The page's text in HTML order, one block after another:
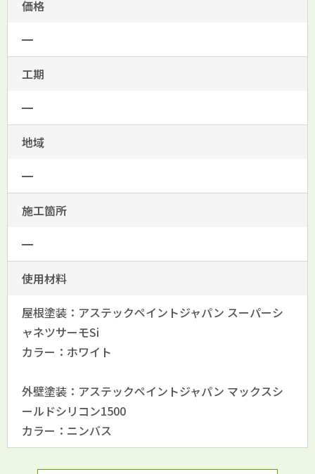
価格
━
工期
━
地域
━
施工箇所
━
使用材料
屋根塗装：アステックペイントジャパン スーパーシ
ャネツサーモSi
カラー：ホワイト
外壁塗装：アステックペイントジャパン マックスシ
ールドシリコン1500
カラー：ニンバス